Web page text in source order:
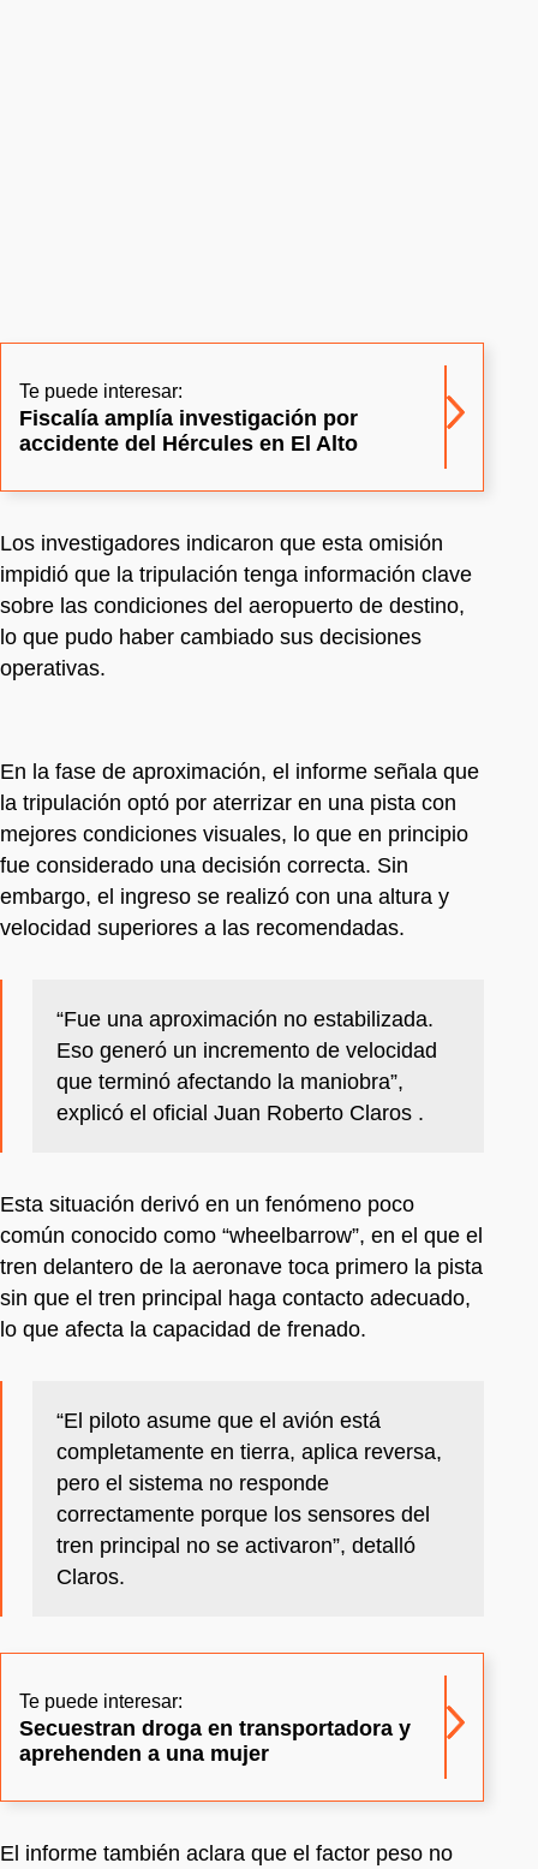
Te puede interesar:
Fiscalía amplía investigación por
accidente del Hércules en El Alto
Los investigadores indicaron que esta omisión
impidió que la tripulación tenga información clave
sobre las condiciones del aeropuerto de destino,
lo que pudo haber cambiado sus decisiones
operativas.
En la fase de aproximación, el informe señala que
la tripulación optó por aterrizar en una pista con
mejores condiciones visuales, lo que en principio
fue considerado una decisión correcta. Sin
embargo, el ingreso se realizó con una altura y
velocidad superiores a las recomendadas.
“Fue una aproximación no estabilizada.
Eso generó un incremento de velocidad
que terminó afectando la maniobra”,
explicó el oficial Juan Roberto Claros .
Esta situación derivó en un fenómeno poco
común conocido como “wheelbarrow”, en el que el
tren delantero de la aeronave toca primero la pista
sin que el tren principal haga contacto adecuado,
lo que afecta la capacidad de frenado.
“El piloto asume que el avión está
completamente en tierra, aplica reversa,
pero el sistema no responde
correctamente porque los sensores del
tren principal no se activaron”, detalló
Claros.
Te puede interesar:
Secuestran droga en transportadora y
aprehenden a una mujer
El informe también aclara que el factor peso no